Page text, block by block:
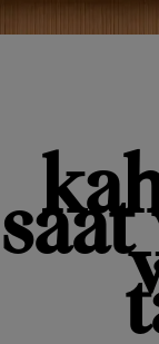
saat